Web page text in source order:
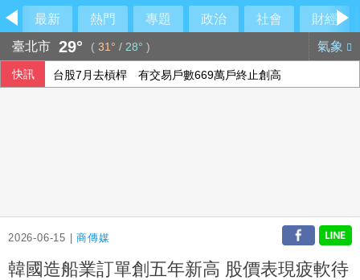
最新 熱門 專題 政治 社會
財經
臺北市 29° ( 31° / 28° ) 氣象
快訊 台股7月去槓桿 有交易戶數669萬戶終止創高
2026-06-15 |商傳媒
韓國造船業訂單創五年新高 股價表現疲軟待